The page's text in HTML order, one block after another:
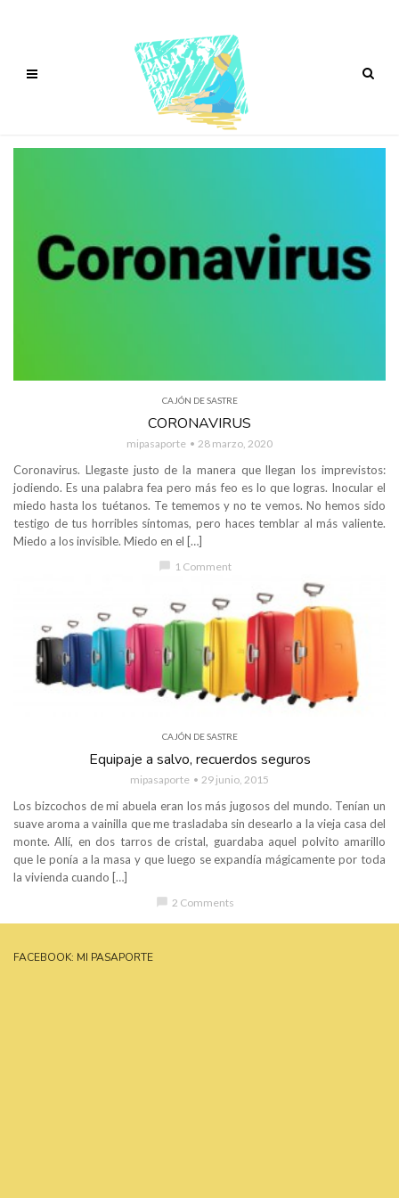
CAJÓN DE SASTRE
CORONAVIRUS
mipasaporte 28 marzo, 2020
Coronavirus. Llegaste justo de la manera que llegan los imprevistos:
jodiendo. Es una palabra fea pero más feo es lo que logras. Inocular el
miedo hasta los tuétanos. Te tememos y no te vemos. No hemos sido
testigo de tus horribles síntomas, pero haces temblar al más valiente.
Miedo a los invisible. Miedo en el […]
chat_bubble 1 Comment
CAJÓN DE SASTRE
Equipaje a salvo, recuerdos seguros
mipasaporte 29 junio, 2015
Los bizcochos de mi abuela eran los más jugosos del mundo. Tenían un
suave aroma a vainilla que me trasladaba sin desearlo a la vieja casa del
monte. Allí, en dos tarros de cristal, guardaba aquel polvito amarillo
que le ponía a la masa y que luego se expandía mágicamente por toda
la vivienda cuando […]
chat_bubble 2 Comments
FACEBOOK: MI PASAPORTE